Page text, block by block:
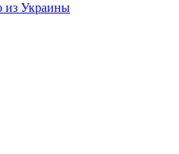
из Украины